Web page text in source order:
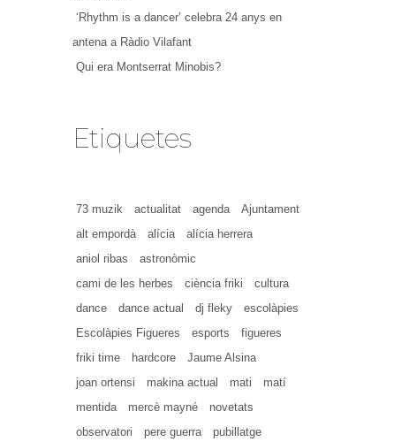
‘Rhythm is a dancer’ celebra 24 anys en
antena a Ràdio Vilafant
Qui era Montserrat Minobis?
Etiquetes
73 muzik actualitat agenda
Ajuntament
alt empordà
alícia
alícia herrera
aniol ribas
astronòmic
cami de les herbes
ciència friki
cultura
dance
dance actual dj fleky
escolàpies
Escolàpies Figueres
esports
figueres
friki time
hardcore
Jaume Alsina
joan ortensi
makina actual mati
matí
mentida
mercè mayné
novetats
observatori
pere guerra
pubillatge